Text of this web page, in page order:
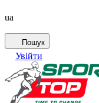
ua
Пошук
Увійти